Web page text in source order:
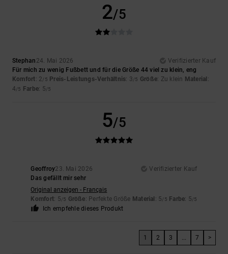
2/5
Stephan 24. Mai 2026
Verifizierter Kauf
Für mich zu wenig Fußbett und für die Größe 44 viel zu klein, eng
Komfort: 2/5 Preis-Leistungs-Verhältnis: 3/5 Größe: Zu klein Material :
4/5 Farbe: 5/5
5/5
Geoffroy23. Mai 2026
Verifizierter Kauf
Das gefällt mir sehr
Original anzeigen - Français
Komfort: 5/5 Größe: Perfekte Größe Material : 5/5 Farbe: 5/5
Ich empfehle dieses Produkt
1 2 3 ... 7 >